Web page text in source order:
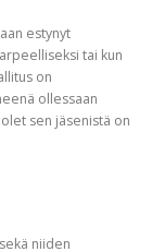
estynyt
tai kun
on
ollessaan
sen jäsenistä on
niiden